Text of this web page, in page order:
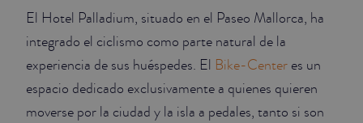
El Hotel Palladium, situado en el Paseo Mallorca, ha
integrado el ciclismo como parte natural de la
experiencia de sus huéspedes. El Bike-Center es un
espacio dedicado exclusivamente a quienes quieren
moverse por la ciudad y la isla a pedales, tanto si son